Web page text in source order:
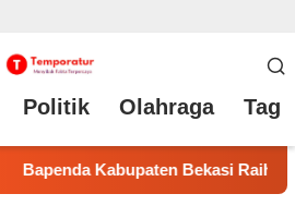
Politik Olahraga Tag
Show Gebrak 2026 Vol. 2